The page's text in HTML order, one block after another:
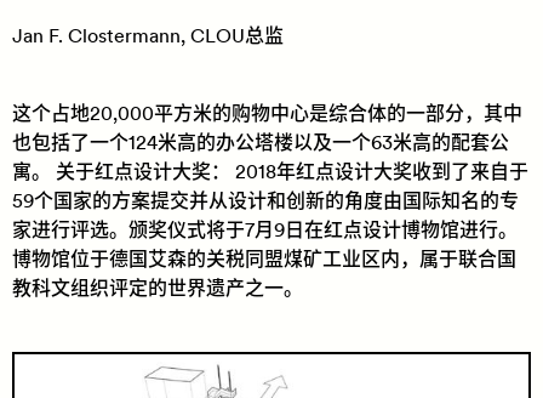
Jan F. Clostermann, CLOU总监
这个占地20,000平方米的购物中心是综合体的一部分，其中
也包括了一个124米高的办公塔楼以及一个63米高的配套公
寓。 关于红点设计大奖： 2018年红点设计大奖收到了来自于
59个国家的方案提交并从设计和创新的角度由国际知名的专
家进行评选。颁奖仪式将于7月9日在红点设计博物馆进行。
博物馆位于德国艾森的关税同盟煤矿工业区内，属于联合国
教科文组织评定的世界遗产之一。